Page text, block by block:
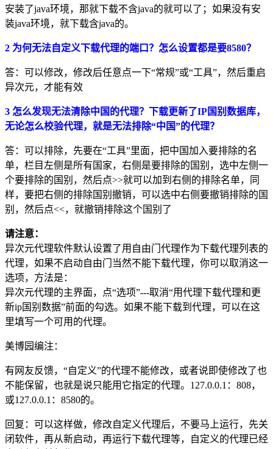
安装了java环境，那就下载不含java的就可以了；如果没有安
装java环境，就下载含java的。
2 为何无法自定义下载代理的端口？怎么设置都是要8580？
答：可以修改，修改后任意点一下“常规”或“工具”，然后重启
异次元，才能有效
3 怎么发现无法清除中国的代理？下载更新了IP国别数据库，
无论怎么校验代理，就是无法排除“中国”的代理？
答：可以排除，先要在“工具”里面，把中国加入要排除的名
单，栏目左侧是所有国家，右侧是要排除的国别，选中左侧一
个要排除的国别，然后点>>就可以加到右侧的排除名单，同
样，要把右侧的排除国别撤销，可以选中右侧要撤销排除的国
别，然后点<<，就撤销排除这个国别了
请注意：
异次元代理软件默认设置了用自由门代理作为下载代理列表的
代理，如果不启动自由门当然不能下载代理，你可以取消这一
选项，方法是：
异次元代理的主界面，点“选项”---取消“用代理下载代理和更
新ip国别数据”前面的勾选。如果不能下载到代理，可以在这
里填写一个可用的代理。
美博园编注：
有网友反馈，“自定义”的代理不能修改，或者说即使修改了也
不能保留，也就是说只能用它指定的代理。127.0.0.1：808，
或127.0.0.1：8580的。
回复：可以这样做，修改自定义代理后，不要马上运行，先关
闭软件，再从新启动，再运行下载代理等，自定义的代理已经